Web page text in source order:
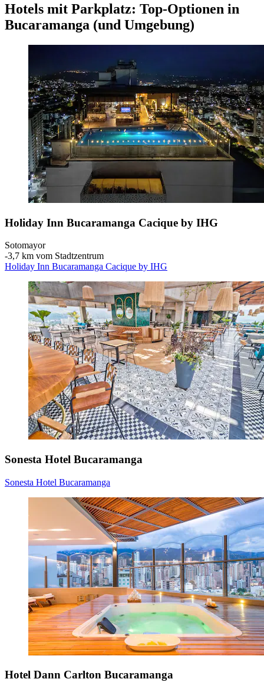
Hotels mit Parkplatz: Top-Optionen in
Bucaramanga (und Umgebung)
Holiday Inn Bucaramanga Cacique by IHG
Sotomayor
‐3,7 km vom Stadtzentrum
Holiday Inn Bucaramanga Cacique by IHG
Sonesta Hotel Bucaramanga
Sonesta Hotel Bucaramanga
Hotel Dann Carlton Bucaramanga